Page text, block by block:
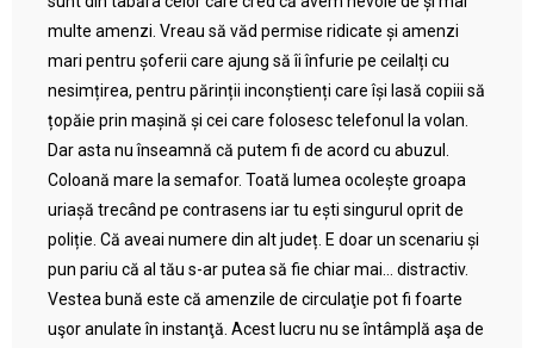
multe amenzi. Vreau să văd permise ridicate și amenzi
mari pentru șoferii care ajung să îi înfurie pe ceilalți cu
nesimțirea, pentru părinții inconștienți care își lasă copiii să
țopăie prin mașină și cei care folosesc telefonul la volan.
Dar asta nu înseamnă că putem fi de acord cu abuzul.
Coloană mare la semafor. Toată lumea ocolește groapa
uriașă trecând pe contrasens iar tu ești singurul oprit de
poliție. Că aveai numere din alt județ. E doar un scenariu și
pun pariu că al tău s-ar putea să fie chiar mai… distractiv.
Vestea bună este că amenzile de circulaţie pot fi foarte
uşor anulate în instanţă. Acest lucru nu se întâmplă aşa de